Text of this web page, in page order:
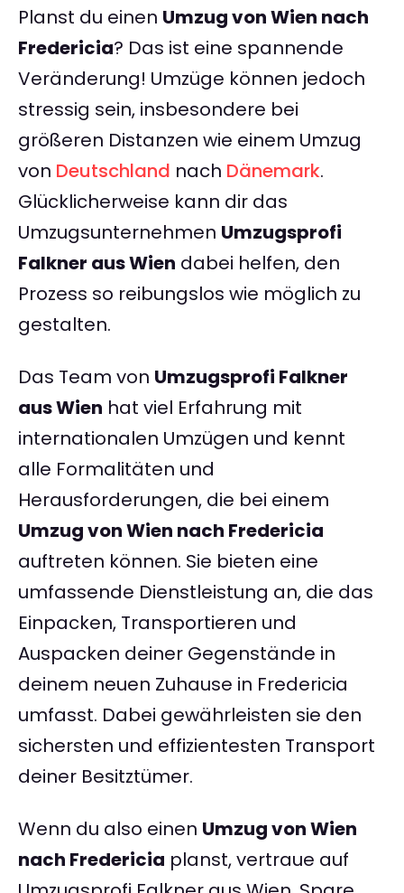
Planst du einen Umzug von Wien nach
Fredericia? Das ist eine spannende
Veränderung! Umzüge können jedoch
stressig sein, insbesondere bei
größeren Distanzen wie einem Umzug
von Deutschland nach Dänemark.
Glücklicherweise kann dir das
Umzugsunternehmen Umzugsprofi
Falkner aus Wien dabei helfen, den
Prozess so reibungslos wie möglich zu
gestalten.
Das Team von Umzugsprofi Falkner
aus Wien hat viel Erfahrung mit
internationalen Umzügen und kennt
alle Formalitäten und
Herausforderungen, die bei einem
Umzug von Wien nach Fredericia
auftreten können. Sie bieten eine
umfassende Dienstleistung an, die das
Einpacken, Transportieren und
Auspacken deiner Gegenstände in
deinem neuen Zuhause in Fredericia
umfasst. Dabei gewährleisten sie den
sichersten und effizientesten Transport
deiner Besitztümer.
Wenn du also einen Umzug von Wien
nach Fredericia planst, vertraue auf